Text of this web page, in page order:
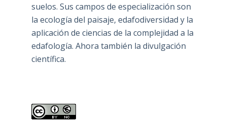
suelos. Sus campos de especialización son
la ecología del paisaje, edafodiversidad y la
aplicación de ciencias de la complejidad a la
edafología. Ahora también la divulgación
científica.